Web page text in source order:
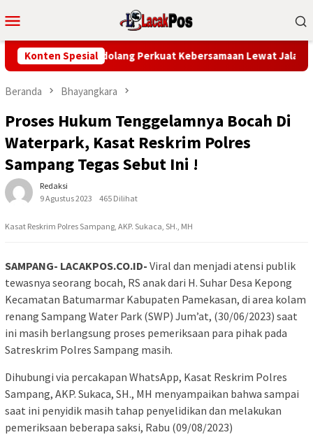
ke
Mobile
Konten Spesial
Ajak Warga Mandolang Perkuat Kebersamaan Lewat Jalan
Beranda Bhayangkara
Proses Hukum Tenggelamnya Bocah Di
Waterpark, Kasat Reskrim Polres
Sampang Tegas Sebut Ini !
Redaksi
9 Agustus 2023
465 Dilihat
Kasat Reskrim Polres Sampang, AKP. Sukaca, SH., MH
SAMPANG- LACAKPOS.CO.ID- Viral dan menjadi atensi publik
tewasnya seorang bocah, RS anak dari H. Suhar Desa Kepong
Kecamatan Batumarmar Kabupaten Pamekasan, di area kolam
renang Sampang Water Park (SWP) Jum’at, (30/06/2023) saat
ini masih berlangsung proses pemeriksaan para pihak pada
Satreskrim Polres Sampang masih.
Dihubungi via percakapan WhatsApp, Kasat Reskrim Polres
Sampang, AKP. Sukaca, SH., MH menyampaikan bahwa sampai
saat ini penyidik masih tahap penyelidikan dan melakukan
pemeriksaan beberapa saksi, Rabu (09/08/2023)